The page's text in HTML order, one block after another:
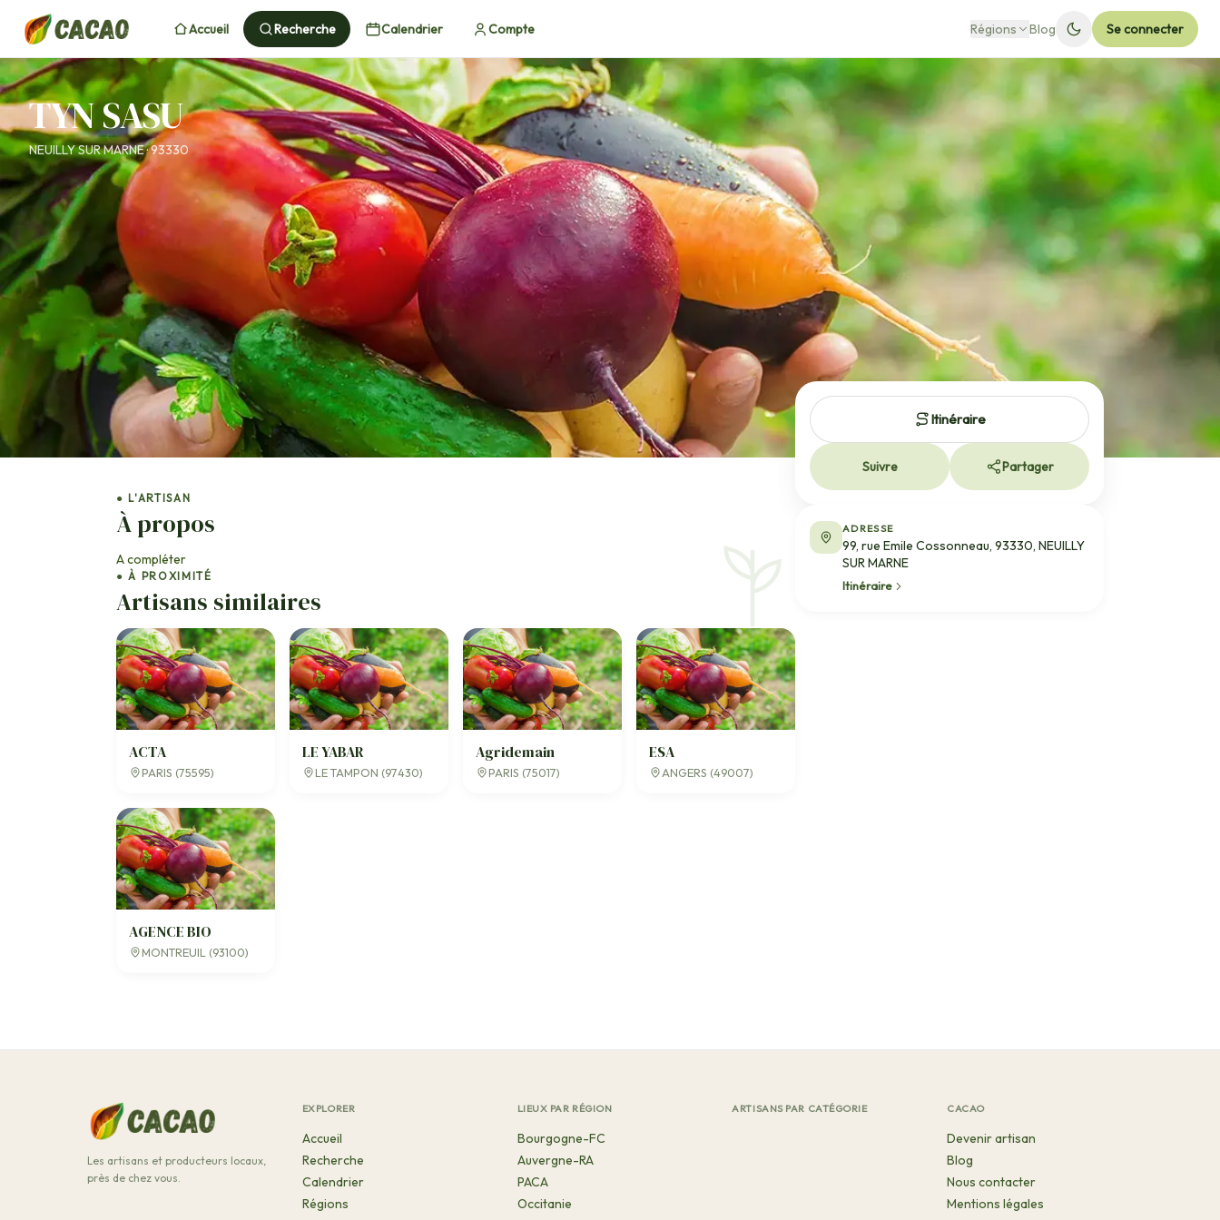
Accueil Recherche Calendrier Compte Régions Blog Se connecter
TYN SASU
NEUILLY SUR MARNE · 93330
● L'ARTISAN
À propos
A compléter
● À PROXIMITÉ
Artisans similaires
ACTA
PARIS (75595)
LE YABAR
LE TAMPON (97430)
Agridemain
PARIS (75017)
ESA
ANGERS (49007)
AGENCE BIO
MONTREUIL (93100)
Itinéraire
Suivre Partager
ADRESSE
99, rue Emile Cossonneau, 93330, NEUILLY
SUR MARNE
Itinéraire
Les artisans et producteurs locaux,
près de chez vous.
EXPLORER
Accueil
Recherche
Calendrier
Régions
LIEUX PAR RÉGION
Bourgogne-FC
Auvergne-RA
PACA
Occitanie
ARTISANS PAR CATÉGORIE CACAO
Devenir artisan
Blog
Nous contacter
Mentions légales